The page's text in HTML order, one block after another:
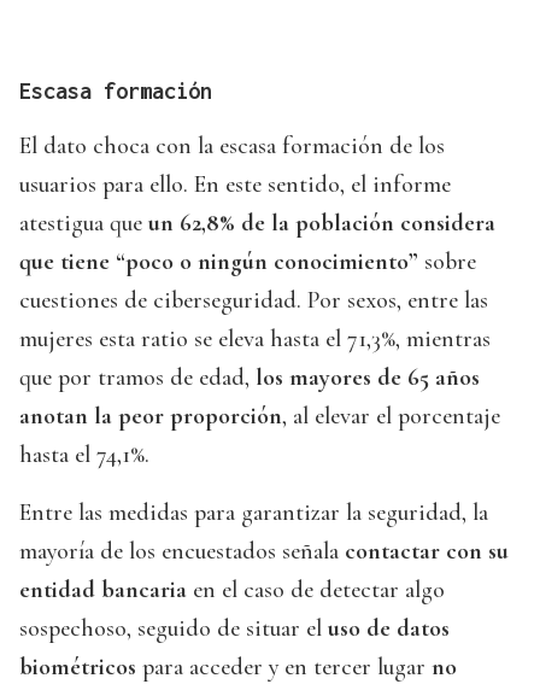
Escasa formación
El dato choca con la escasa formación de los
usuarios para ello. En este sentido, el informe
atestigua que un 62,8% de la población considera
que tiene “poco o ningún conocimiento” sobre
cuestiones de ciberseguridad. Por sexos, entre las
mujeres esta ratio se eleva hasta el 71,3%, mientras
que por tramos de edad, los mayores de 65 años
anotan la peor proporción, al elevar el porcentaje
hasta el 74,1%.
Entre las medidas para garantizar la seguridad, la
mayoría de los encuestados señala contactar con su
entidad bancaria en el caso de detectar algo
sospechoso, seguido de situar el uso de datos
biométricos para acceder y en tercer lugar no